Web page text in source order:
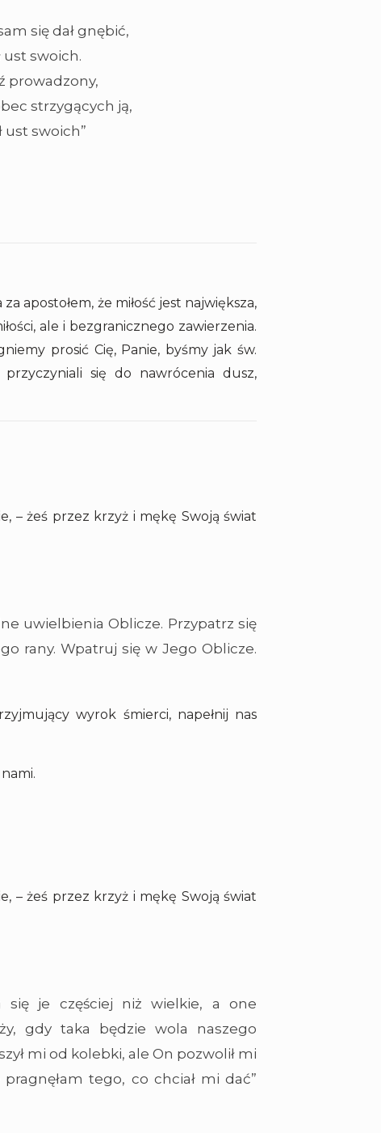
się dał gnębić,
ust swoich.
prowadzony,
strzygących ją,
ust swoich”
apostołem, że miłość jest największa,
ale i bezgranicznego zawierzenia.
prosić Cię, Panie, byśmy jak św.
przyczyniali się do nawrócenia dusz,
– żeś przez krzyż i mękę Swoją świat
uwielbienia Oblicze. Przypatrz się
rany. Wpatruj się w Jego Oblicze.
wyrok śmierci, napełnij nas
– żeś przez krzyż i mękę Swoją świat
się je częściej niż wielkie, a one
gdy taka będzie wola naszego
mi od kolebki, ale On pozwolił mi
tego, co chciał mi dać”